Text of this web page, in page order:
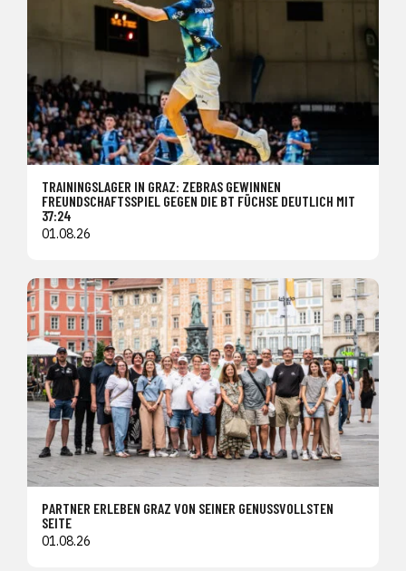
TRAININGSLAGER IN GRAZ: ZEBRAS GEWINNEN
FREUNDSCHAFTSSPIEL GEGEN DIE BT FÜCHSE DEUTLICH MIT
37:24
01.08.26
PARTNER ERLEBEN GRAZ VON SEINER GENUSSVOLLSTEN
SEITE
01.08.26